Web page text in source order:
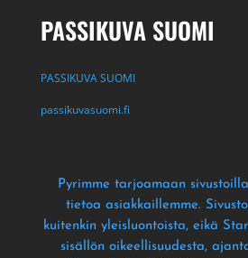
PASSIKUVA SUOMI
PASSIKUVA SUOMI
passikuvasuomi.fi
Pyrimme tarjoamaan
tietoa asiakkaillemme.
kuitenkin yleisluontoista, eikä
sisällön oikeellisuudesta,